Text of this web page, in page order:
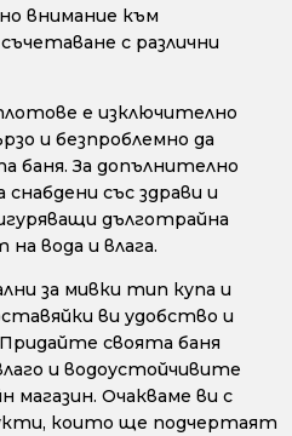
внимание към
с различни
е изключително
и безпроблемно да
За допълнително
със здрави и
дълготрайна
вода и влага.
за мивки тип купа и
ви удобство и
своята баня
и водоустойчивите
магазин. Очакваме ви с
които ще подчертаят